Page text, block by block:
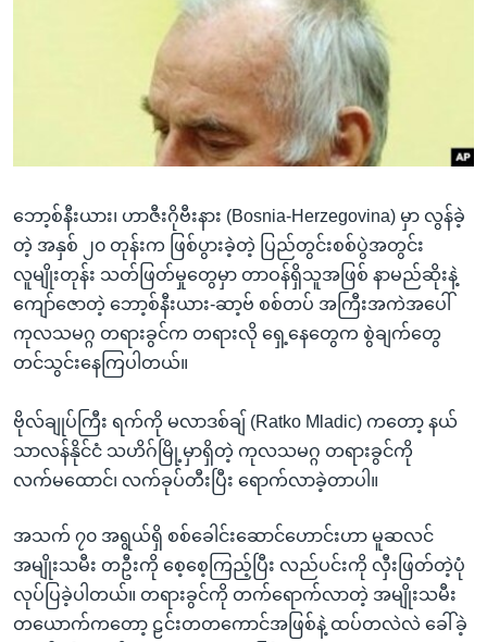
သို့
ရှာဖွေ
နေရာ
ကျော်
ရန်
မကြေးမုံရဲ့ အင်္ဂလိပ်စာ
ရုပ်ရှင်ထဲက အင်္ဂလိပ်စာ
သုတပဒေသာ အင်္ဂလိပ်စာ
ရေဒီယိုနှင့်ရုပ်သံ အချက်အလက်များ
ရေဒီယို/တီဗွီအစီအစဉ်
Learning English
ဗွီအိုအေ လူမှုကွန်ယက်များ
ဘာသာစကားများ
ဘော့စ်နီးယား၊ ဟာဇီးဂိုဗီးနား (Bosnia-Herzegovina) မှာ လွန်ခဲ့
တဲ့ အနှစ် ၂၀ တုန်းက ဖြစ်ပွားခဲ့တဲ့ ပြည်တွင်းစစ်ပွဲအတွင်း
လူမျိုးတုန်း သတ်ဖြတ်မှုတွေမှာ တာဝန်ရှိသူအဖြစ် နာမည်ဆိုးနဲ့
ကျော်ဇောတဲ့ ဘော့စ်နီးယား-ဆာ့ဗ် စစ်တပ် အကြီးအကဲအပေါ်
ကုလသမဂ္ဂ တရားခွင်က တရားလို ရှေ့နေတွေက စွဲချက်တွေ
တင်သွင်းနေကြပါတယ်။
ဗိုလ်ချုပ်ကြီး ရက်ကို မလာဒစ်ချ် (Ratko Mladic) ကတော့ နယ်
သာလန်နိုင်ငံ သဟိဂ်မြို့မှာရှိတဲ့ ကုလသမဂ္ဂ တရားခွင်ကို
လက်မထောင်၊ လက်ခုပ်တီးပြီး ရောက်လာခဲ့တာပါ။
အသက် ၇၀ အရွယ်ရှိ စစ်ခေါင်းဆောင်ဟောင်းဟာ မူဆလင်
အမျိုးသမီး တဦးကို စေ့စေ့ကြည့်ပြီး လည်ပင်းကို လှီးဖြတ်တဲ့ပုံ
လုပ်ပြခဲ့ပါတယ်။ တရားခွင်ကို တက်ရောက်လာတဲ့ အမျိုးသမီး
တယောက်ကတော့ ဠင်းတတကောင်အဖြစ်နဲ့ ထပ်တလဲလဲ ခေါ်ခဲ့